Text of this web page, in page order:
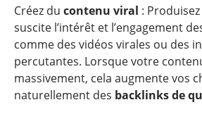
Créez du contenu viral :
suscite l’intérêt et l’engagement
comme des vidéos virales ou des
percutantes. Lorsque votre
massivement, cela augmente vos
naturellement des backlinks de